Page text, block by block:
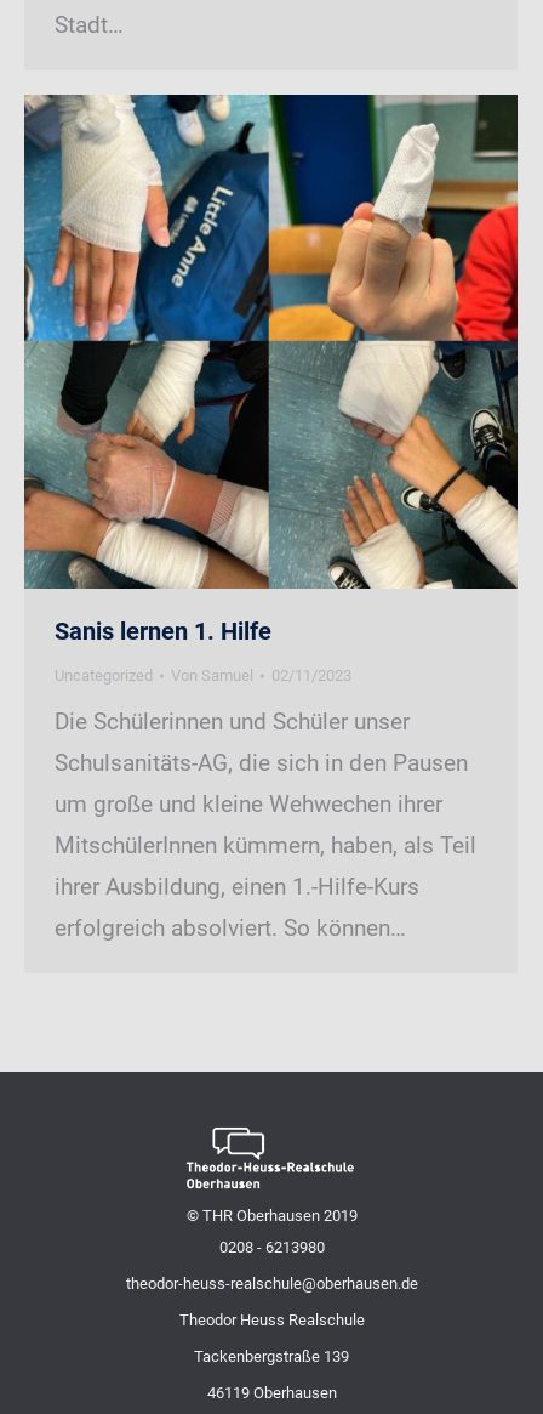
Stadt…
Sanis lernen 1. Hilfe
Uncategorized Von Samuel 02/11/2023
Die Schülerinnen und Schüler unser
Schulsanitäts-AG, die sich in den Pausen
um große und kleine Wehwechen ihrer
MitschülerInnen kümmern, haben, als Teil
ihrer Ausbildung, einen 1.-Hilfe-Kurs
erfolgreich absolviert. So können…
© THR Oberhausen 2019
0208 - 6213980
theodor-heuss-realschule@oberhausen.de
Theodor Heuss Realschule
Tackenbergstraße 139
46119 Oberhausen